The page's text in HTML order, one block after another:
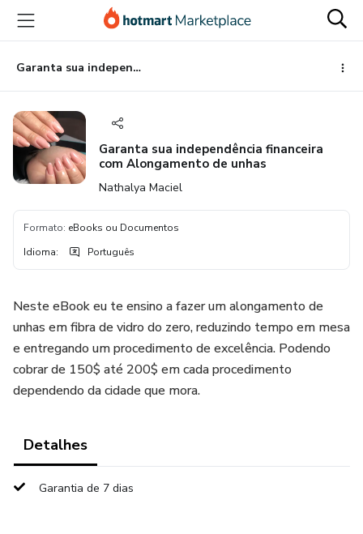
para
conteúdo
principal
para
pagamento
para
rodapé
Garanta sua independência financeira com Alongamento de unhas
Garanta sua independência financeira
com Alongamento de unhas
Nathalya Maciel
Formato: eBooks ou Documentos
Idioma: Português
Neste eBook eu te ensino a fazer um alongamento de
unhas em fibra de vidro do zero, reduzindo tempo em mesa
e entregando um procedimento de excelência. Podendo
cobrar de 150$ até 200$ em cada procedimento
dependendo da cidade que mora.
Detalhes
Garantia de 7 dias